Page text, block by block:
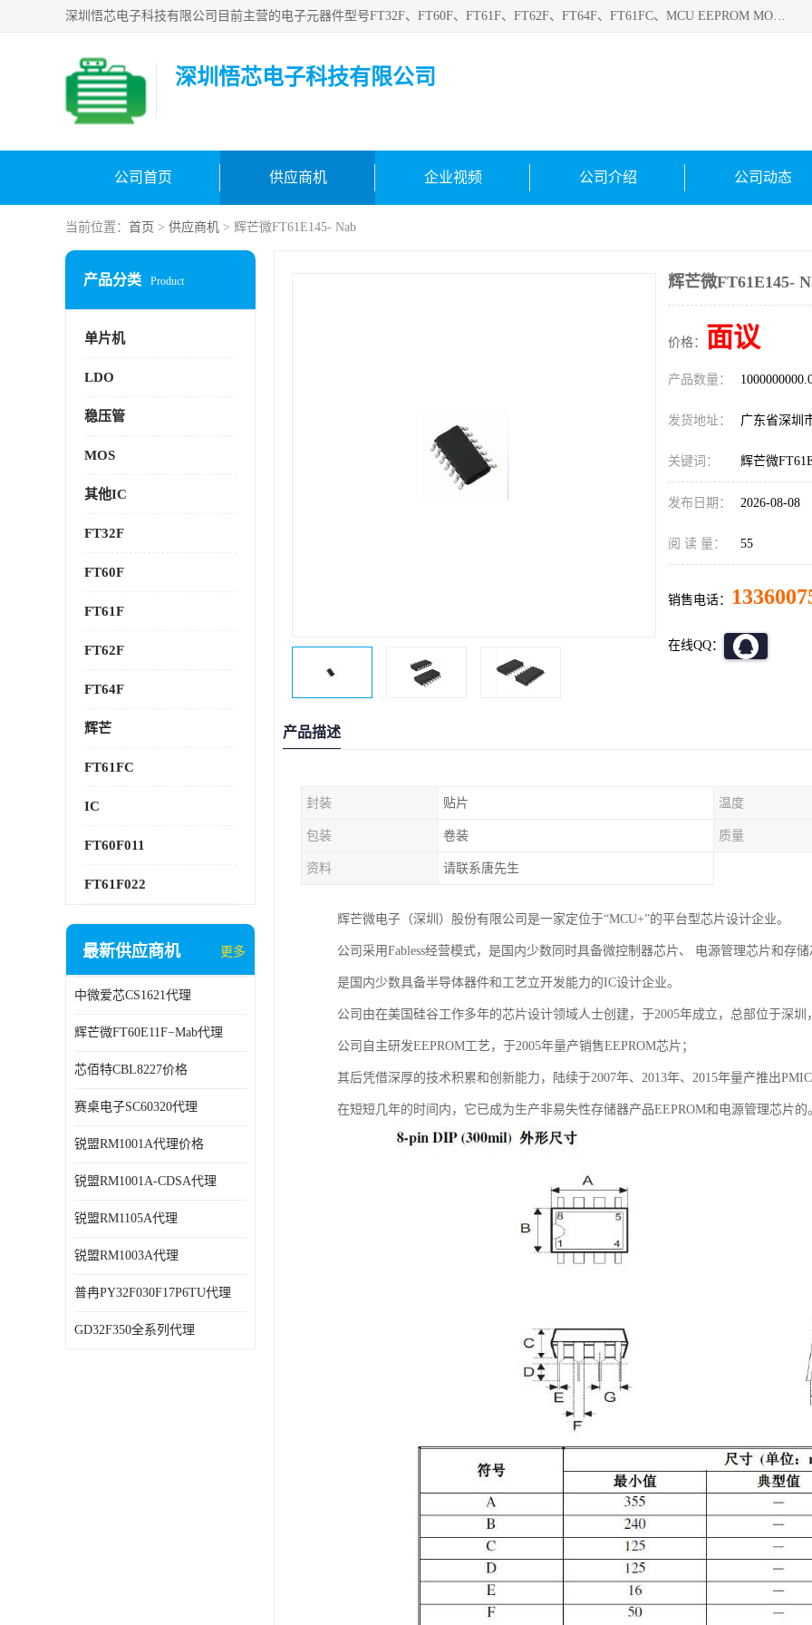
深圳悟芯电子科技有限公司目前主营的电子元器件型号FT32F、FT60F、FT61F、FT62F、FT64F、FT61FC、MCU EEPROM MOS LDO 稳压管 触摸IC DC-DC AC-DC 协议IC等，广泛应用于LED射灯、LED日光灯、等诸多领域。
深圳悟芯电子科技有限公司
公司首页 供应商机 企业视频 公司介绍 公司动态
当前位置： 首页 > 供应商机 > 辉芒微FT61E145- Nab
产品分类 Product
单片机
LDO
稳压管
MOS
其他IC
FT32F
FT60F
FT61F
FT62F
FT64F
辉芒
FT61FC
IC
FT60F011
FT61F022
最新供应商机 更多
中微爱芯CS1621代理
辉芒微FT60E11F−Mab代理
芯佰特CBL8227价格
赛桌电子SC60320代理
锐盟RM1001A代理价格
锐盟RM1001A-CDSA代理
锐盟RM1105A代理
锐盟RM1003A代理
普冉PY32F030F17P6TU代理
GD32F350全系列代理
辉芒微FT61E145-
价格： 面议
产品数量：
发货地址： 广东省深圳
关键词： 辉芒微
发布日期： 2026-08-08
阅 读 量： 55
销售电话：
在线QQ：
产品描述
封装 贴片 温度
包装 卷装 质量
资料 请联系唐先生
辉芒微电子（深圳）股份有限公司是一家定位于“MCU+”的平台型芯片设计企业。
公司采用Fabless经营模式，是国内少数同时具备微控制器芯片、 电源管理芯片和存
是国内少数具备半导体器件和工艺立开发能力的IC设计企业。
公司由在美国硅谷工作多年的芯片设计领域人士创建，于2005年成立，总部位于深
公司自主研发EEPROM工艺，于2005年量产销售EEPROM芯片；
其后凭借深厚的技术积累和创新能力，陆续于2007年、2013年、2015年量产推出
在短短几年的时间内，它已成为生产非易失性存储器产品EEPROM和电源管理芯片的